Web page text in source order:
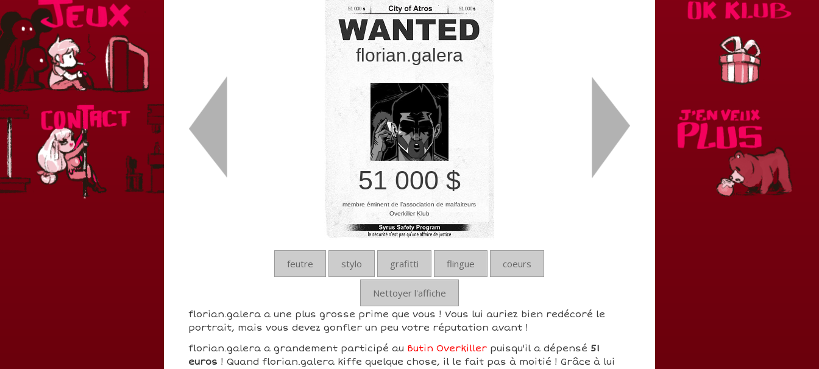
51 000
florian.galera
51 000
51 000 $
membre éminent de l’association de malfaiteurs
Overkiller Klub
feutre stylo grafitti flingue coeurs
Nettoyer l'affiche
florian.galera a une plus grosse prime que vous ! Vous lui auriez bien redécoré le
portrait, mais vous devez gonfler un peu votre réputation avant !
florian.galera a grandement participé au Butin Overkillerpuisqu'il a dépensé 51
euros ! Quand florian.galera kiffe quelque chose, il le fait pas à moitié ! Grâce à lui